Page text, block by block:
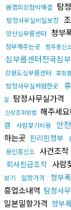
몸캠피싱협박해결 탐
탐정사무실비밀보장
양산심부름센터 청부
청부해주는곳 청주흥신
심부름센터전국심
강원도심부름센터 포항
탐정사무실저렴한곳
실
탐정사무실가격
신상조회방법 해주세
결
사람찾기비용 안
하는곳 핀리핀청부
용인흥신소 사건조작
회사진급조작 사람
보기
밀항가격 청부
흥업소내역 탐정사
일본밀항가격 청부